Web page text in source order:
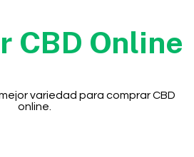
CBD Online
variedad para comprar CBD
online.